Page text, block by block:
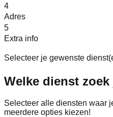
4
Adres
5
Extra info
Selecteer je gewenste
Welke dienst zoek
Selecteer alle diensten waar
meerdere opties kiezen!